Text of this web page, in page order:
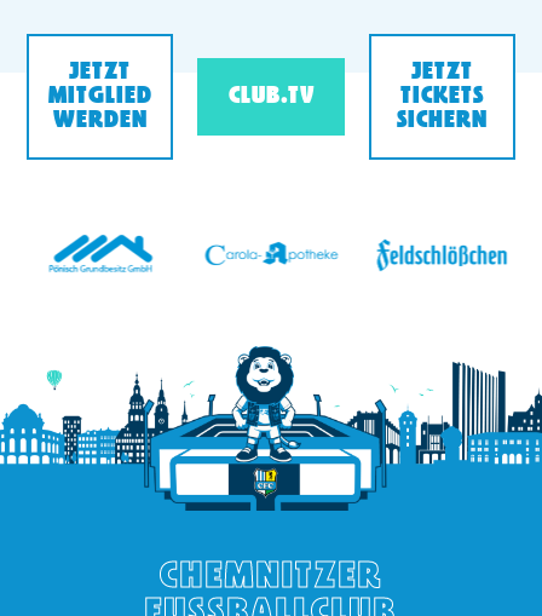
JETZT
MITGLIED
WERDEN
CLUB.TV
JETZT
TICKETS
SICHERN
CHEMNITZER